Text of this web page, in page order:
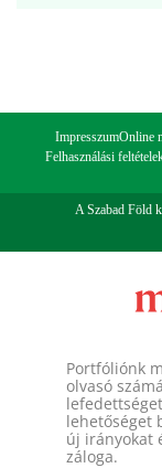
ImpresszumOnline
Felhasználási
A Szabad Föld
Portfóliónk
olvasó
lehetőséget
új irányokat
záloga.